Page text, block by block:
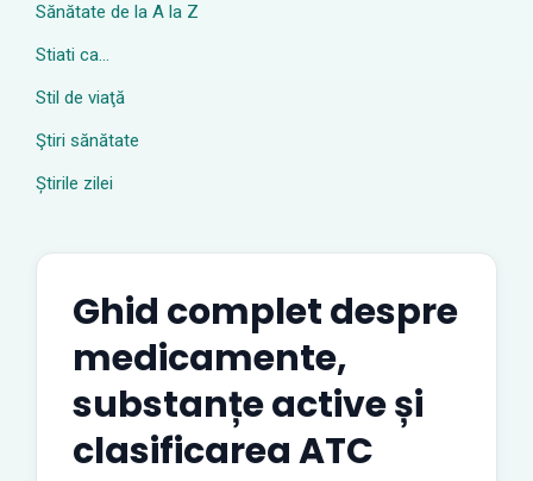
Sănătate de la A la Z
Stiati ca…
Stil de viaţă
Ştiri sănătate
Știrile zilei
Ghid complet despre
medicamente,
substanțe active și
clasificarea ATC